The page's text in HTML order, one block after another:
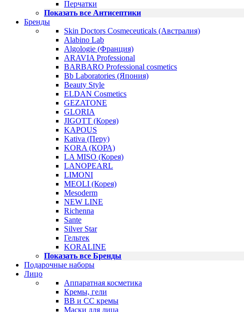
Перчатки
Показать все Антисептики
Бренды
Skin Doctors Cosmeceuticals (Австралия)
Alabino Lab
Algologie (Франция)
ARAVIA Professional
BARBARO Professional cosmetics
Bb Laboratories (Япония)
Beauty Style
ELDAN Cosmetics
GEZATONE
GLORIA
JIGOTT (Корея)
KAPOUS
Kativa (Перу)
KORA (КОРА)
LA MISO (Корея)
LANOPEARL
LIMONI
MEOLI (Корея)
Mesoderm
NEW LINE
Richenna
Sante
Silver Star
Гельтек
KORALINE
Показать все Бренды
Подарочные наборы
Лицо
Аппаратная косметика
Кремы, гели
BB и CC кремы
Маски для лица